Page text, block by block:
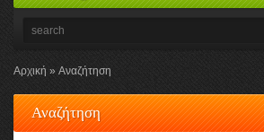
Αρχική Αναζήτηση
Αναζήτηση